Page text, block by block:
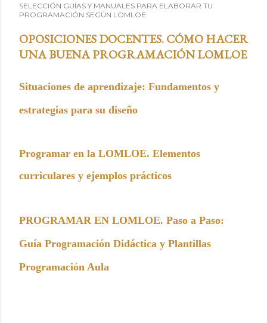
SELECCIÓN GUÍAS Y MANUALES PARA ELABORAR TU
PROGRAMACIÓN SEGÚN LOMLOE:
OPOSICIONES DOCENTES. CÓMO HACER
UNA BUENA PROGRAMACIÓN LOMLOE
Situaciones de aprendizaje: Fundamentos y
estrategias para su diseño
Programar en la LOMLOE. Elementos
curriculares y ejemplos prácticos
PROGRAMAR EN LOMLOE. Paso a Paso:
Guía Programación Didáctica y Plantillas
Programación Aula